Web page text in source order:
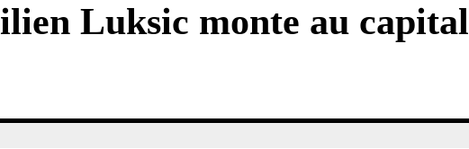
Luksic monte au capital